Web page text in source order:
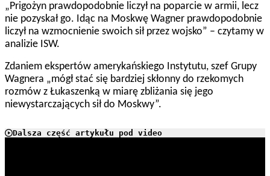
„Prigożyn prawdopodobnie liczył na poparcie w armii, lecz
nie pozyskał go. Idąc na Moskwę Wagner prawdopodobnie
liczył na wzmocnienie swoich sił przez wojsko” – czytamy w
analizie ISW.
Zdaniem ekspertów amerykańskiego Instytutu, szef Grupy
Wagnera „mógł stać się bardziej skłonny do rzekomych
rozmów z Łukaszenką w miarę zbliżania się jego
niewystarczających sił do Moskwy”.
Dalsza część artykułu pod video